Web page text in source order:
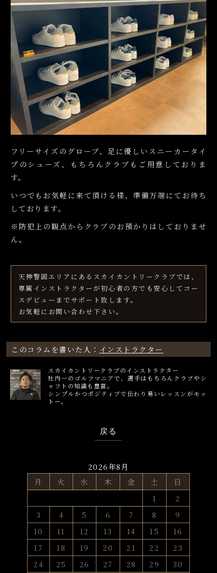
フリーサイズのグローブ、足に優しいスニーカータイ
プのシューズ、もちろんクラブもご用意しておりま
す。
いつでもお気軽に来て頂ける様、準備万端にてお待ち
しております。
※防犯上の観点からクラブのお預かりはしておりませ
ん。
天神警固エリアにあるスカイカントリークラブでは、
専属インストラクターが初心者の方でも安心してコー
スデビューまでサポート致します。
お気軽にお問い合わせ下さい。
このコラムを書いた人： インストラクター
スカイカントリークラブのインストラクター
社内一のゴルフマニアで、選手はもちろんクラブやシ
ャフトの知識も豊富。
シンプルかつポジティブで伝わり易いレッスンがモッ
トー。
戻る
2026年8月
月
火 水 木 金 土
日
1
2
3
4 5 6 7 8
9
10
11 12 13 14 15
16
17
18 19 20 21 22
23
24
25 26 27 28 29
30